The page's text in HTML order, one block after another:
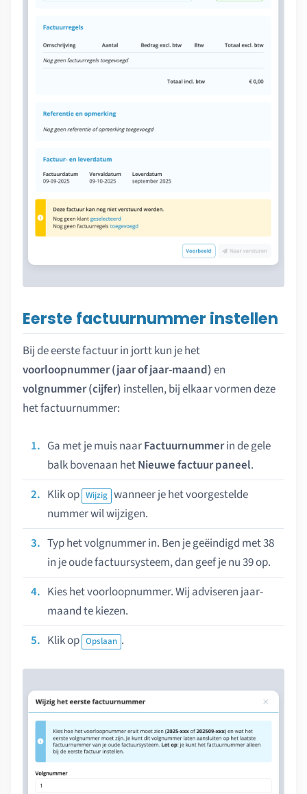
Eerste factuurnummer instellen
Bij de eerste factuur in jortt kun je het
voorloopnummer (jaar of jaar-maand)en
volgnummer (cijfer) instellen, bij elkaar vormen deze
het factuurnummer:
Ga met je muis naarFactuurnummerin de gele
balk bovenaan hetNieuwe factuur paneel.
Klik op Wijzig wanneer je het voorgestelde
nummer wil wijzigen.
Typ het volgnummer in. Ben je geëindigd met 38
in je oude factuursysteem, dan geef je nu 39 op.
Kies het voorloopnummer. Wij adviseren jaar-
maand te kiezen.
Klik op Opslaan .